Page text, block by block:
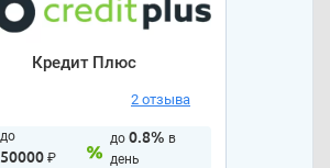
Кредит Плюс
2 отзыва
до
50000₽
до 0.8% в
день